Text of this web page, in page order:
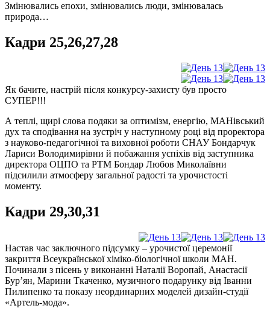
Змінювались епохи, змінювались люди, змінювалась
природа…
Кадри 25,26,27,28
Як бачите, настрій після конкурсу-захисту був просто
СУПЕР!!!
А теплі, щирі слова подяки за оптимізм, енергію, МАНівський
дух та сподівання на зустріч у наступному році від проректора
з науково-педагогічної та виховної роботи СНАУ Бондарчук
Лариси Володимирівни й побажання успіхів від заступника
директора ОЦПО та РТМ Бондар Любов Миколаївни
підсилили атмосферу загальної радості та урочистості
моменту.
Кадри 29,30,31
Настав час заключного підсумку – урочистої церемонії
закриття Всеукраїнської хіміко-біологічної школи МАН.
Починали з пісень у виконанні Наталії Воропай, Анастасії
Бур’ян, Марини Ткаченко, музичного подарунку від Іванни
Пилипенко та показу неординарних моделей дизайн-студії
«Артель-мода».